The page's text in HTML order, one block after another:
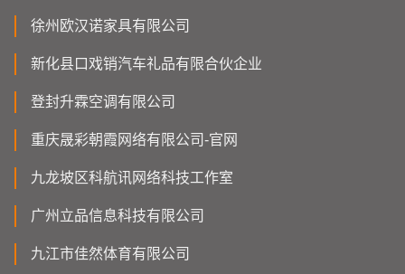
徐州欧汉诺家具有限公司
新化县口戏销汽车礼品有限合伙企业
登封升霖空调有限公司
重庆晟彩朝霞网络有限公司-官网
九龙坡区科航讯网络科技工作室
广州立品信息科技有限公司
九江市佳然体育有限公司